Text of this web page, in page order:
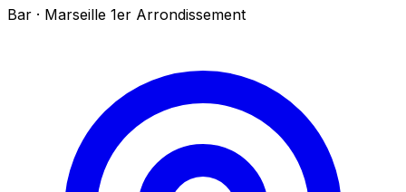
Bar · Marseille 1er Arrondissement